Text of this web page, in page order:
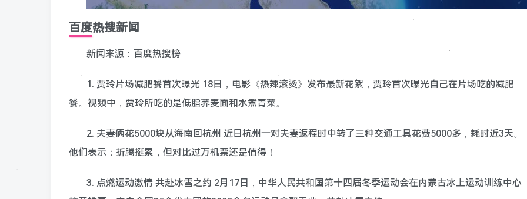
百度热搜新闻
新闻来源：百度热搜榜
1. 贾玲片场减肥餐首次曝光 18日，电影《热辣滚烫》发布最新花絮，贾玲首次曝光自己在片场吃的减肥
餐。视频中，贾玲所吃的是低脂荞麦面和水煮青菜。
2. 夫妻俩花5000块从海南回杭州 近日杭州一对夫妻返程时中转了三种交通工具花费5000多，耗时近3天。
他们表示：折腾挺累，但对比过万机票还是值得！
3. 点燃运动激情 共赴冰雪之约 2月17日，中华人民共和国第十四届冬季运动会在内蒙古冰上运动训练中心